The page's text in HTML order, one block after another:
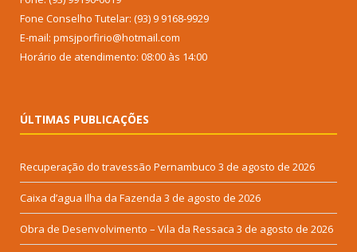
Fone Conselho Tutelar: (93) 9 9168-9929
E-mail: pmsjporfirio@hotmail.com
Horário de atendimento: 08:00 às 14:00
ÚLTIMAS PUBLICAÇÕES
Recuperação do travessão Pernambuco 3 de agosto de 2026
Caixa d’agua Ilha da Fazenda 3 de agosto de 2026
Obra de Desenvolvimento – Vila da Ressaca 3 de agosto de 2026